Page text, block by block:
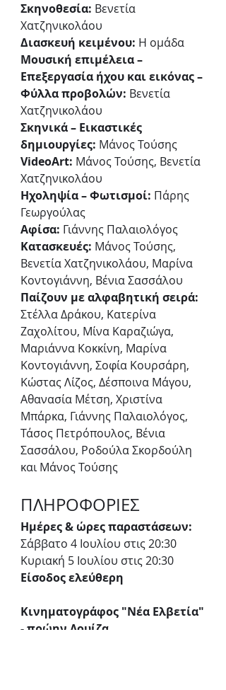
Σκηνοθεσία: Βενετία
Χατζηνικολάου
Διασκευή κειμένου: Η ομάδα
Μουσική επιμέλεια –
Επεξεργασία ήχου και εικόνας –
Φύλλα προβολών: Βενετία
Χατζηνικολάου
Σκηνικά – Εικαστικές
δημιουργίες: Μάνος Τούσης
VideoArt: Μάνος Τούσης, Βενετία
Χατζηνικολάου
Ηχοληψία – Φωτισμοί: Πάρης
Γεωργούλας
Αφίσα: Γιάννης Παλαιολόγος
Κατασκευές: Μάνος Τούσης,
Βενετία Χατζηνικολάου, Μαρίνα
Κοντογιάννη, Βένια Σασσάλου
Παίζουν με αλφαβητική σειρά:
Στέλλα Δράκου, Κατερίνα
Ζαχολίτου, Μίνα Καραζιώγα,
Μαριάννα Κοκκίνη, Μαρίνα
Κοντογιάννη, Σοφία Κουρσάρη,
Κώστας Λίζος, Δέσποινα Μάγου,
Αθανασία Μέτση, Χριστίνα
Μπάρκα, Γιάννης Παλαιολόγος,
Τάσος Πετρόπουλος, Βένια
Σασσάλου, Ροδούλα Σκορδούλη
και Μάνος Τούσης
ΠΛΗΡΟΦΟΡΙΕΣ
Ημέρες & ώρες παραστάσεων:
Σάββατο 4 Ιουλίου στις 20:30
Κυριακή 5 Ιουλίου στις 20:30
Είσοδος ελεύθερη
Κινηματογράφος "Νέα Ελβετία"
- πρώην Λουίζα